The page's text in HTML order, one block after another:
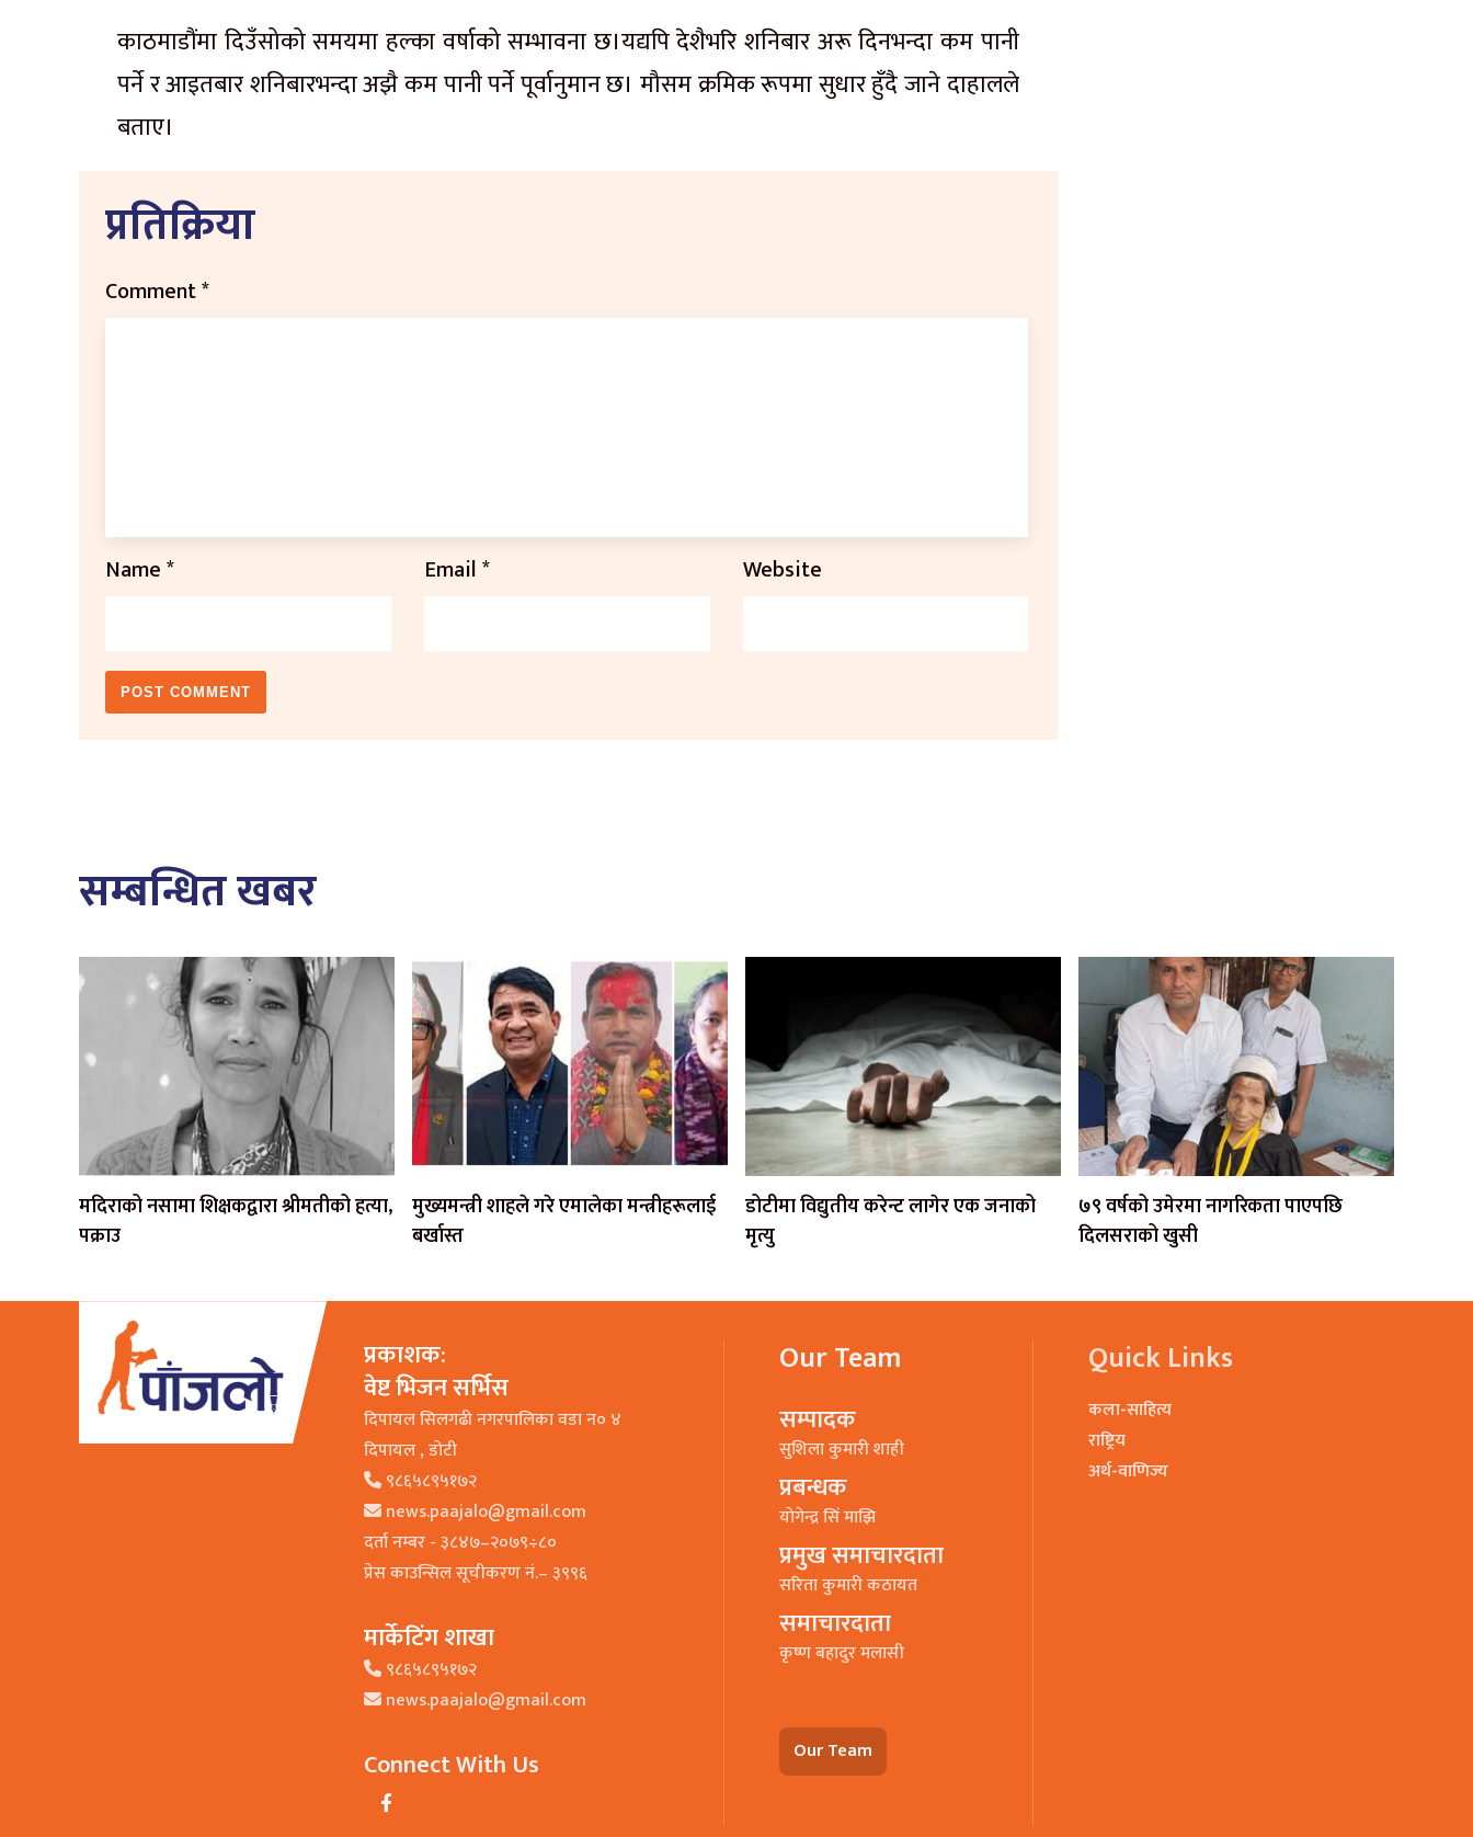
काठमाडौंमा दिउँसोको समयमा हल्का वर्षाको सम्भावना छ।यद्यपि देशैभरि शनिबार अरू दिनभन्दा कम पानी
पर्ने र आइतबार शनिबारभन्दा अझै कम पानी पर्ने पूर्वानुमान छ। मौसम क्रमिक रूपमा सुधार हुँदै जाने दाहालले
बताए।
प्रतिक्रिया
Comment*
Name* Email* Website
सम्बन्धित खबर
मदिराको नसामा शिक्षकद्वारा श्रीमतीको हत्या,
पक्राउ
मुख्यमन्त्री शाहले गरे एमालेका मन्त्रीहरूलाई
बर्खास्त
डोटीमा विद्युतीय करेन्ट लागेर एक जनाको
मृत्यु
७९ वर्षको उमेरमा नागरिकता पाएपछि
दिलसराको खुसी
प्रकाशक:
वेष्ट भिजन सर्भिस
दिपायल सिलगढी नगरपालिका वडा न० ४
दिपायल , डाेटी
९८६५८९५१७२
news.paajalo@gmail.com
दर्ता नम्बर - ३८४७–२०७९÷८०
प्रेस काउन्सिल सूचीकरण नं.– ३९९६
मार्केटिंग शाखा
९८६५८९५१७२
news.paajalo@gmail.com
Connect With Us
Our Team
सम्पादक
सुशिला कुमारी शाही
प्रबन्धक
याेगेन्द्र सिं माझि
प्रमुख समाचारदाता
सरिता कुमारी कठायत
समाचारदाता
कृष्ण बहादुर मलासी
Our Team
Quick Links
कला-साहित्य
राष्ट्रिय
अर्थ-वाणिज्य